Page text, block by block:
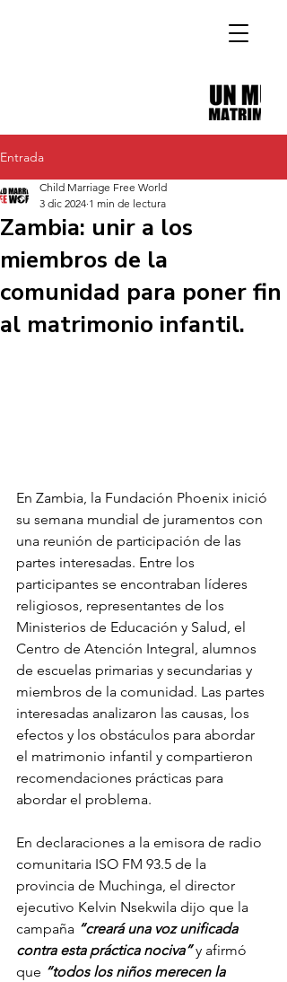
Entrada
Zambia: unir a los
miembros de la
comunidad para poner fin
al matrimonio infantil.
Child Marriage Free World
3 dic 2024 1 min de lectura
En Zambia, la Fundación Phoenix inició
su semana mundial de juramentos con
una reunión de participación de las
partes interesadas. Entre los
participantes se encontraban líderes
religiosos, representantes de los
Ministerios de Educación y Salud, el
Centro de Atención Integral, alumnos
de escuelas primarias y secundarias y
miembros de la comunidad. Las partes
interesadas analizaron las causas, los
efectos y los obstáculos para abordar
el matrimonio infantil y compartieron
recomendaciones prácticas para
abordar el problema.
En declaraciones a la emisora de radio
comunitaria ISO FM 93.5 de la
provincia de Muchinga, el director
ejecutivo Kelvin Nsekwila dijo que la
campaña “creará una voz unificada
contra esta práctica nociva” y afirmó
que “todos los niños merecen la